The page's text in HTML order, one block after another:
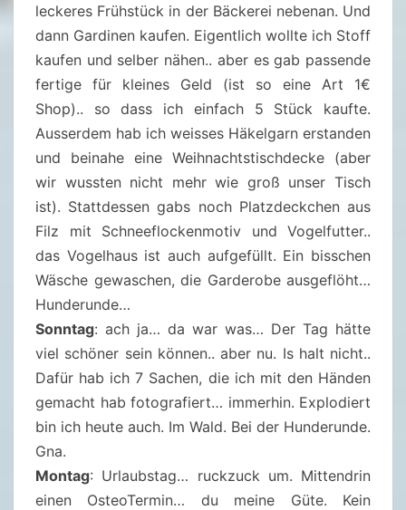
(
2
3
.
1
0
.
2
0
2
1
)
leckeres Frühstück in der Bäckerei nebenan. Und
dann Gardinen kaufen. Eigentlich wollte ich Stoff
kaufen und selber nähen.. aber es gab passende
fertige für kleines Geld (ist so eine Art 1€
Shop).. so dass ich einfach 5 Stück kaufte.
Ausserdem hab ich weisses Häkelgarn erstanden
und beinahe eine Weihnachtstischdecke (aber
wir wussten nicht mehr wie groß unser Tisch
ist). Stattdessen gabs noch Platzdeckchen aus
Filz mit Schneeflockenmotiv und Vogelfutter..
das Vogelhaus ist auch aufgefüllt. Ein bisschen
Wäsche gewaschen, die Garderobe ausgeflöht…
Hunderunde…
Sonntag: ach ja… da war was… Der Tag hätte
viel schöner sein können.. aber nu. Is halt nicht..
Dafür hab ich 7 Sachen, die ich mit den Händen
gemacht hab fotografiert… immerhin. Explodiert
bin ich heute auch. Im Wald. Bei der Hunderunde.
Gna.
Montag: Urlaubstag… ruckzuck um. Mittendrin
einen OsteoTermin… du meine Güte. Kein